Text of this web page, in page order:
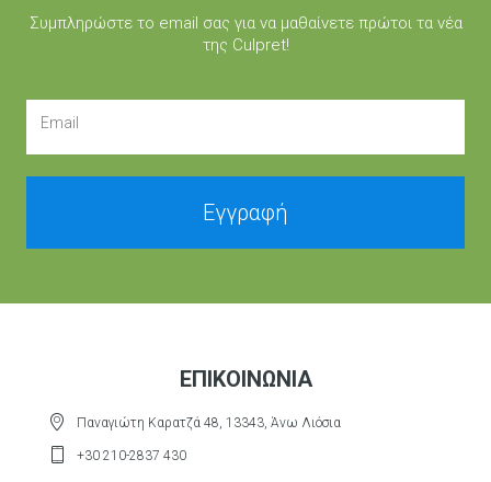
Συμπληρώστε τo email σας για να μαθαίνετε πρώτοι τα νέα
της Culpret!
Email
Εγγραφή
ΕΠΙΚΟΙΝΩΝΊΑ
Παναγιώτη Καρατζά 48, 13343, Άνω Λιόσια
+30 210-2837 430